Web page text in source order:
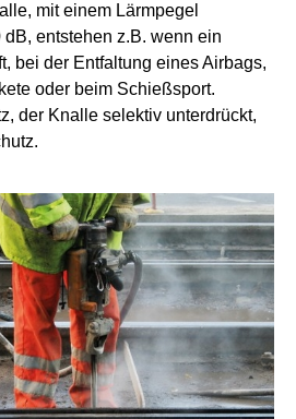
mit einem Lärmpegel
entstehen z.B. wenn ein
bei der Entfaltung eines Airbags,
oder beim Schießsport.
der Knalle selektiv unterdrückt,